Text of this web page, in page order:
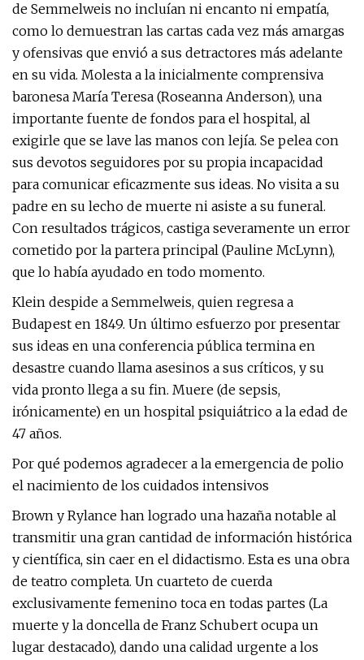
de Semmelweis no incluían ni encanto ni empatía,
como lo demuestran las cartas cada vez más amargas
y ofensivas que envió a sus detractores más adelante
en su vida. Molesta a la inicialmente comprensiva
baronesa María Teresa (Roseanna Anderson), una
importante fuente de fondos para el hospital, al
exigirle que se lave las manos con lejía. Se pelea con
sus devotos seguidores por su propia incapacidad
para comunicar eficazmente sus ideas. No visita a su
padre en su lecho de muerte ni asiste a su funeral.
Con resultados trágicos, castiga severamente un error
cometido por la partera principal (Pauline McLynn),
que lo había ayudado en todo momento.
Klein despide a Semmelweis, quien regresa a
Budapest en 1849. Un último esfuerzo por presentar
sus ideas en una conferencia pública termina en
desastre cuando llama asesinos a sus críticos, y su
vida pronto llega a su fin. Muere (de sepsis,
irónicamente) en un hospital psiquiátrico a la edad de
47 años.
Por qué podemos agradecer a la emergencia de polio
el nacimiento de los cuidados intensivos
Brown y Rylance han logrado una hazaña notable al
transmitir una gran cantidad de información histórica
y científica, sin caer en el didactismo. Esta es una obra
de teatro completa. Un cuarteto de cuerda
exclusivamente femenino toca en todas partes (La
muerte y la doncella de Franz Schubert ocupa un
lugar destacado), dando una calidad urgente a los